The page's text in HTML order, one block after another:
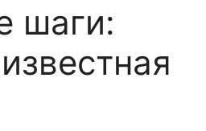
шаги: